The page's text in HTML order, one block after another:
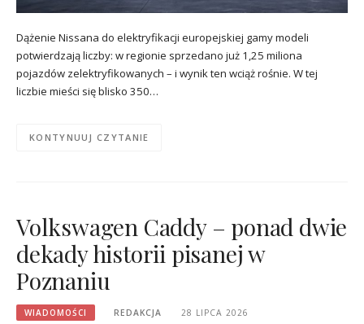
Dążenie Nissana do elektryfikacji europejskiej gamy modeli
potwierdzają liczby: w regionie sprzedano już 1,25 miliona
pojazdów zelektryfikowanych – i wynik ten wciąż rośnie. W tej
liczbie mieści się blisko 350…
KONTYNUUJ CZYTANIE
Volkswagen Caddy – ponad dwie
dekady historii pisanej w
Poznaniu
WIADOMOŚCI REDAKCJA 28 LIPCA 2026